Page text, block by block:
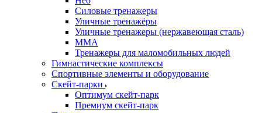
Силовые тренажеры
Уличные тренажёры
Уличные тренажеры (нержавеющая сталь)
ММА
Тренажеры для маломобильных людей
Гимнастические комплексы
Спортивные элементы и оборудование
Скейт-парки
Оптимум скейт-парк
Премиум скейт-парк